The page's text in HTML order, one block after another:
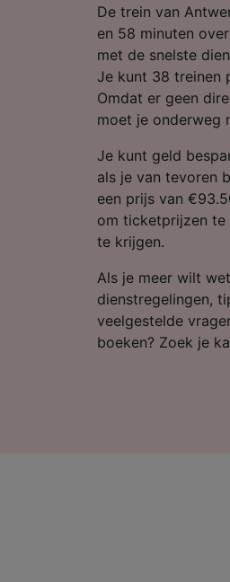
De trein van
en 58 minuten
met de snelste
Je kunt 38 treinen
Omdat er geen
moet je onderweg
Je kunt geld
als je van tevoren
een prijs van
om ticketprijzen
te krijgen.
Als je meer wilt
dienstregelingen,
veelgestelde
boeken? Zoek je